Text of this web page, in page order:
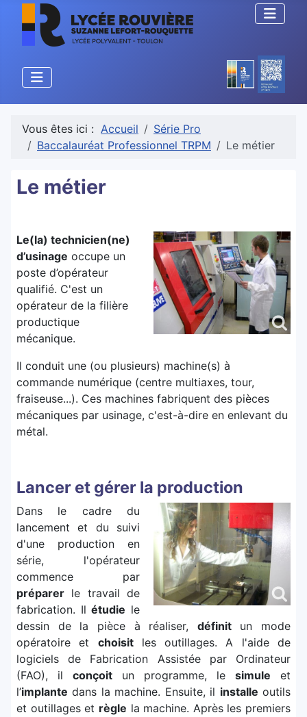
Vous êtes ici : Accueil
Série Pro
Baccalauréat Professionnel TRPM
Le métier
Le métier
Le(la) technicien(ne)
d’usinage occupe un
poste d’opérateur
qualifié. C'est un
opérateur de la filière
productique
mécanique.
Il conduit une (ou plusieurs) machine(s) à
commande numérique (centre multiaxes, tour,
fraiseuse...). Ces machines fabriquent des pièces
mécaniques par usinage, c'est-à-dire en enlevant du
métal.
Lancer et gérer la production
Dans le cadre du
lancement et du suivi
d'une production en
série, l'opérateur
commence par
préparer le travail de
fabrication. Ilétudie le
dessin de la pièce à réaliser, définitun mode
opératoire et choisitles outillages. A l'aide de
logiciels de Fabrication Assistée par Ordinateur
(FAO), il conçoit un programme, le simule et
l’implante dans la machine. Ensuite, il installe outils
et outillages et règle la machine. Après les premiers